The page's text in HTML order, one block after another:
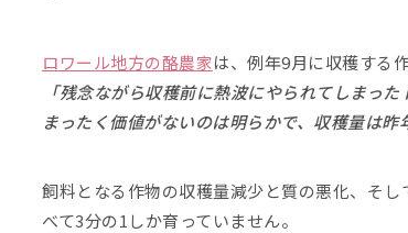
ロワール地方の酪農家は、例年9月に収穫する
「残念ながら収穫前に熱波にやられてしまっ
まったく価値がないのは明らかで、収穫量は
飼料となる作物の収穫量減少と質の悪化、そ
べて3分の1しか育っていません。